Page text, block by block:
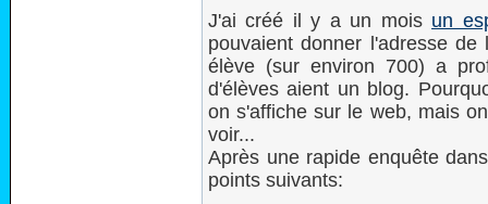
J'ai créé il y a un mois un
pouvaient donner l'adresse
élève (sur environ 700) a
d'élèves aient un blog.
on s'affiche sur le web, mais
voir...
Après une rapide enquête
points suivants: